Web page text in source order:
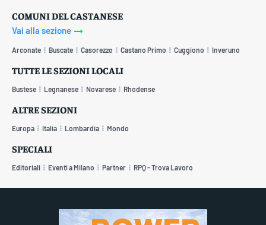
COMUNI DEL CASTANESE
Vai alla sezione
Arconate Buscate Casorezzo Castano Primo Cuggiono Inveruno
TUTTE LE SEZIONI LOCALI
Bustese Legnanese Novarese Rhodense
ALTRE SEZIONI
Europa Italia Lombardia Mondo
SPECIALI
Editoriali Eventi a Milano Partner RPQ - Trova Lavoro